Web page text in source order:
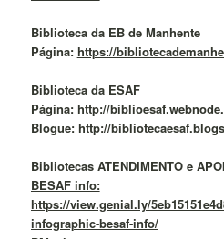
Biblioteca da EB de Manhente
Página: https://
Biblioteca da ESAF
Página:http://
Blogue: http://
Bibliotecas ATENDIMENTO e
BESAF info:
https://view.genial.ly/
infographic-besaf-info/